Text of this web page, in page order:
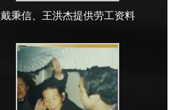
戴秉信、王洪杰提供劳工资料